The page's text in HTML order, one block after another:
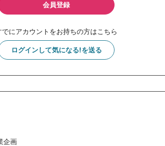
会員登録
でにアカウントをお持ちの方はこちら
ログインして気になる!を送る
企画